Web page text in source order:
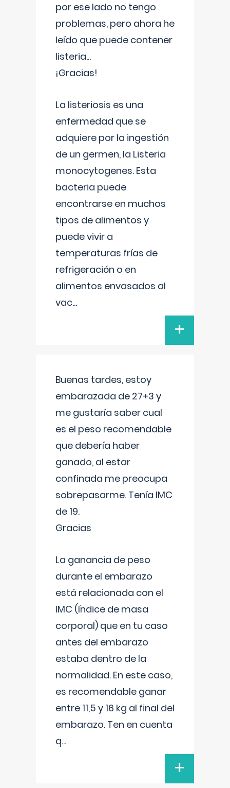
por ese lado no tengo
problemas, pero ahora he
leído que puede contener
listeria...
¡Gracias!
La listeriosis es una
enfermedad que se
adquiere por la ingestión
de un germen, la Listeria
monocytogenes. Esta
bacteria puede
encontrarse en muchos
tipos de alimentos y
puede vivir a
temperaturas frías de
refrigeración o en
alimentos envasados al
vac...
+
Buenas tardes, estoy
embarazada de 27+3 y
me gustaría saber cual
es el peso recomendable
que debería haber
ganado, al estar
confinada me preocupa
sobrepasarme. Tenía IMC
de 19.
Gracias
La ganancia de peso
durante el embarazo
está relacionada con el
IMC (índice de masa
corporal) que en tu caso
antes del embarazo
estaba dentro de la
normalidad. En este caso,
es recomendable ganar
entre 11,5 y 16 kg al final del
embarazo. Ten en cuenta
q...
+